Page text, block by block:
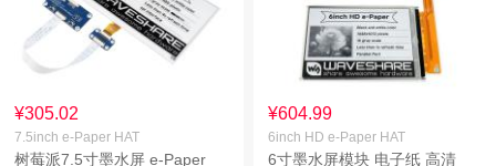
¥305.02
7.5inch e-Paper HAT
树莓派7.5寸墨水屏 e-Paper
¥604.99
6inch HD e-Paper HAT
6寸墨水屏模块 电子纸 高清